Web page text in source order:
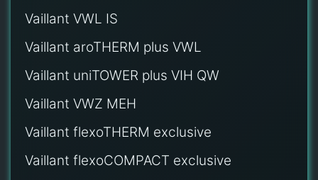
Vaillant VWL IS
Vaillant aroTHERM plus VWL
Vaillant uniTOWER plus VIH QW
Vaillant VWZ MEH
Vaillant flexoTHERM exclusive
Vaillant flexoCOMPACT exclusive